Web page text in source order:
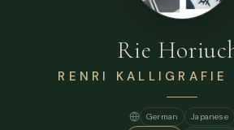
Rie
RENRI KALLIGRAFIE
German
Japanese